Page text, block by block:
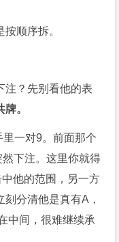
顺序拆。
注？先别看他的表
。
一对9。前面那个
然下注。这里你就得
他的范围，另一方
分清他是真有A，
中间，很难继续承